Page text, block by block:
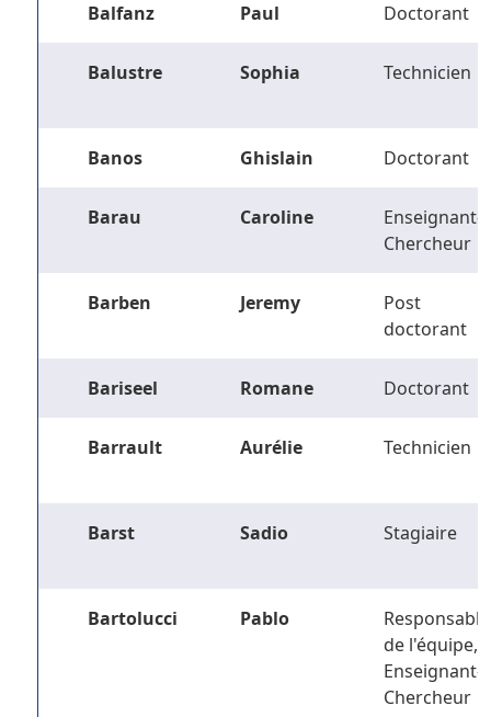
Balfanz Paul Doctorant
Balustre Sophia Technicien
Banos Ghislain Doctorant
Barau Caroline
Enseignant-
Chercheur
Barben Jeremy
Post
doctorant
Bariseel Romane Doctorant
Barrault Aurélie Technicien
Barst Sadio Stagiaire
Bartolucci Pablo
Responsable
de l'équipe,
Enseignant-
Chercheur